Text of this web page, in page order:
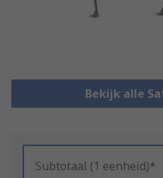
Bekijk alle
Subtotaal (1 eenheid)*